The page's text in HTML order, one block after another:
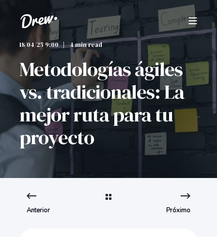
18/04/25 9:00 4 min read
Metodologías ágiles
vs. tradicionales: La
mejor ruta para tu
proyecto
Anterior Próximo